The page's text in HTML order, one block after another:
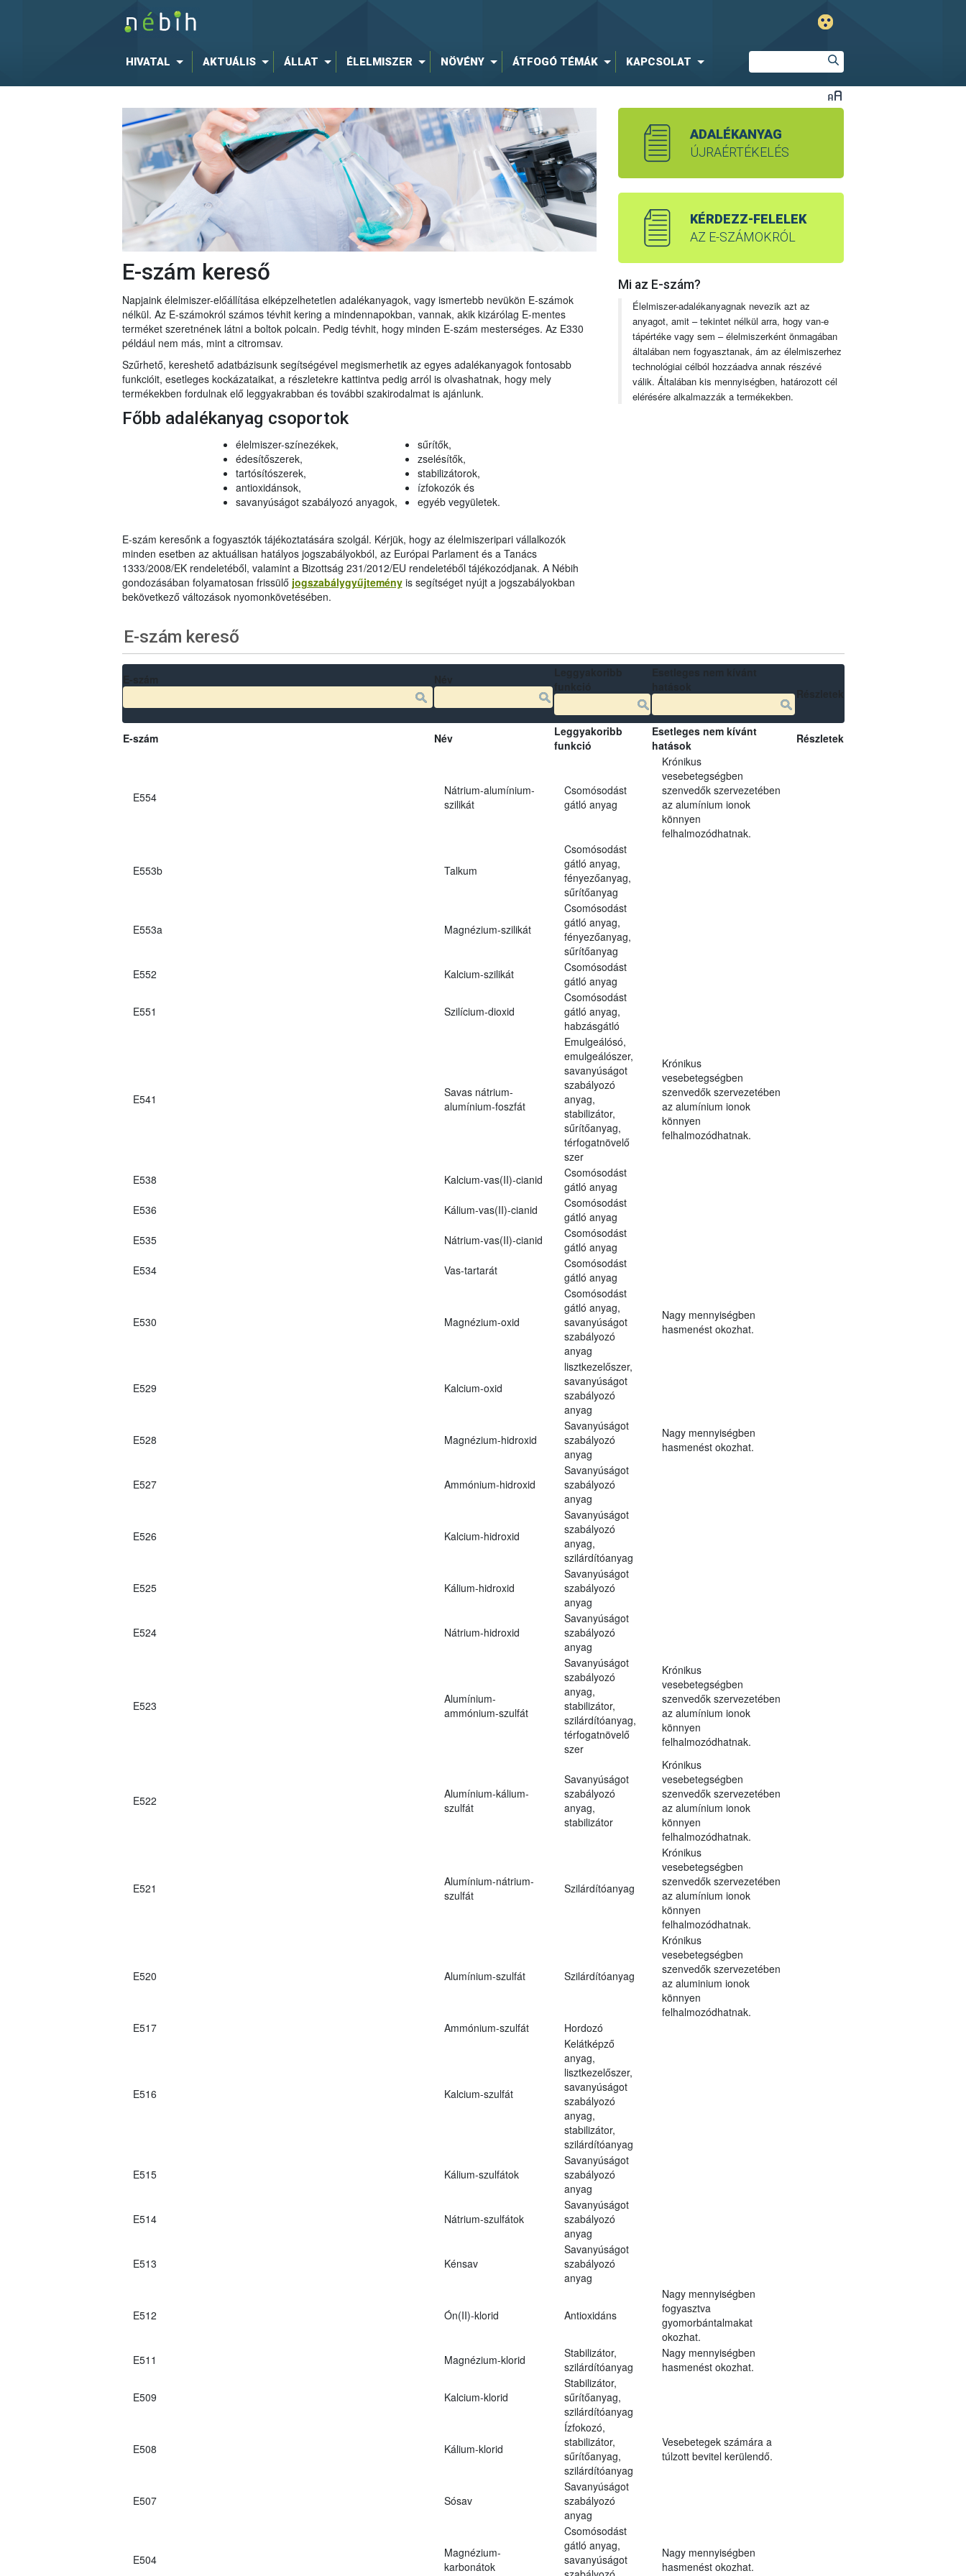
HIVATAL AKTUÁLIS ÁLLAT ÉLELMISZER NÖVÉNY ÁTFOGÓ TÉMÁK KAPCSOLAT
E-szám kereső
Napjaink élelmiszer-előállítása elképzelhetetlen adalékanyagok, vagy ismertebb nevükön E-számok
nélkül. Az E-számokról számos tévhit kering a mindennapokban, vannak, akik kizárólag E-mentes
terméket szeretnének látni a boltok polcain. Pedig tévhit, hogy minden E-szám mesterséges. Az E330
például nem más, mint a citromsav.
Szűrhető, kereshető adatbázisunk segítségével megismerhetik az egyes adalékanyagok fontosabb
funkcióit, esetleges kockázataikat, a részletekre kattintva pedig arról is olvashatnak, hogy mely
termékekben fordulnak elő leggyakrabban és további szakirodalmat is ajánlunk.
Főbb adalékanyag csoportok
élelmiszer-színezékek,
édesítőszerek,
tartósítószerek,
antioxidánsok,
savanyúságot szabályozó anyagok,
sűrítők,
zselésítők,
stabilizátorok,
ízfokozók és
egyéb vegyületek.
E-szám keresőnk a fogyasztók tájékoztatására szolgál. Kérjük, hogy az élelmiszeripari vállalkozók
minden esetben az aktuálisan hatályos jogszabályokból, az Európai Parlament és a Tanács
1333/2008/EK rendeletéből, valamint a Bizottság 231/2012/EU rendeletéből tájékozódjanak. A Nébih
gondozásában folyamatosan frissülő jogszabálygyűjteményis segítséget nyújt a jogszabályokban
bekövetkező változások nyomonkövetésében.
ADALÉKANYAG
ÚJRAÉRTÉKELÉS
KÉRDEZZ-FELELEK
AZ E-SZÁMOKRÓL
Mi az E-szám?
Élelmiszer-adalékanyagnak nevezik azt az
anyagot, amit – tekintet nélkül arra, hogy van-e
tápértéke vagy sem – élelmiszerként önmagában
általában nem fogyasztanak, ám az élelmiszerhez
technológiai célból hozzáadva annak részévé
válik. Általában kis mennyiségben, határozott cél
elérésére alkalmazzák a termékekben.
E-szám kereső
E-szám Név
Leggyakoribb
funkció
Esetleges nem kívánt
hatások
Részletek
E554
Nátrium-alumínium-
szilikát
Csomósodást
gátló anyag
Krónikus
vesebetegségben
szenvedők szervezetében
az alumínium ionok
könnyen
felhalmozódhatnak.
E553b Talkum
Csomósodást
gátló anyag,
fényezőanyag,
sűrítőanyag
E553a Magnézium-szilikát
Csomósodást
gátló anyag,
fényezőanyag,
sűrítőanyag
E552
Kalcium-szilikát
Csomósodást
gátló anyag
E551 Szilícium-dioxid
Csomósodást
gátló anyag,
habzásgátló
E541
Savas nátrium-
alumínium-foszfát
Emulgeálósó,
emulgeálószer,
savanyúságot
szabályozó
anyag,
stabilizátor,
sűrítőanyag,
térfogatnövelő
szer
Krónikus
vesebetegségben
szenvedők szervezetében
az alumínium ionok
könnyen
felhalmozódhatnak.
E538 Kalcium-vas(II)-cianid
Csomósodást
gátló anyag
E536
Kálium-vas(II)-cianid
Csomósodást
gátló anyag
E535
Nátrium-vas(II)-cianid
Csomósodást
gátló anyag
E534
Vas-tartarát
Csomósodást
gátló anyag
E530 Magnézium-oxid
Csomósodást
gátló anyag,
savanyúságot
szabályozó
anyag
Nagy mennyiségben
hasmenést okozhat.
E529 Kalcium-oxid
lisztkezelőszer,
savanyúságot
szabályozó
anyag
E528 Magnézium-hidroxid
Savanyúságot
szabályozó
anyag
Nagy mennyiségben
hasmenést okozhat.
E527 Ammónium-hidroxid
Savanyúságot
szabályozó
anyag
E526 Kalcium-hidroxid
Savanyúságot
szabályozó
anyag,
szilárdítóanyag
E525 Kálium-hidroxid
Savanyúságot
szabályozó
anyag
E524 Nátrium-hidroxid
Savanyúságot
szabályozó
anyag
E523
Alumínium-
ammónium-szulfát
Savanyúságot
szabályozó
anyag,
stabilizátor,
szilárdítóanyag,
térfogatnövelő
szer
Krónikus
vesebetegségben
szenvedők szervezetében
az alumínium ionok
könnyen
felhalmozódhatnak.
E522
Alumínium-kálium-
szulfát
Savanyúságot
szabályozó
anyag,
stabilizátor
Krónikus
vesebetegségben
szenvedők szervezetében
az alumínium ionok
könnyen
felhalmozódhatnak.
E521
Alumínium-nátrium-
szulfát
Szilárdítóanyag
Krónikus
vesebetegségben
szenvedők szervezetében
az alumínium ionok
könnyen
felhalmozódhatnak.
E520 Alumínium-szulfát Szilárdítóanyag
Krónikus
vesebetegségben
szenvedők szervezetében
az aluminium ionok
könnyen
felhalmozódhatnak.
E517
Ammónium-szulfát Hordozó
E516 Kalcium-szulfát
Kelátképző
anyag,
lisztkezelőszer,
savanyúságot
szabályozó
anyag,
stabilizátor,
szilárdítóanyag
E515 Kálium-szulfátok
Savanyúságot
szabályozó
anyag
E514 Nátrium-szulfátok
Savanyúságot
szabályozó
anyag
E513 Kénsav
Savanyúságot
szabályozó
anyag
E512 Ón(II)-klorid Antioxidáns
Nagy mennyiségben
fogyasztva
gyomorbántalmakat
okozhat.
E511
Magnézium-klorid
Stabilizátor,
szilárdítóanyag
Nagy mennyiségben
hasmenést okozhat.
E509 Kalcium-klorid
Stabilizátor,
sűrítőanyag,
szilárdítóanyag
E508 Kálium-klorid
Ízfokozó,
stabilizátor,
sűrítőanyag,
szilárdítóanyag
Vesebetegek számára a
túlzott bevitel kerülendő.
E507 Sósav
Savanyúságot
szabályozó
anyag
E504
Magnézium-
karbonátok
Csomósodást
gátló anyag,
savanyúságot
Nagy mennyiségben
hasmenést okozhat.